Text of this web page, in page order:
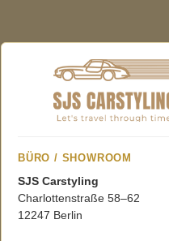
BÜRO / SHOWROOM
SJS Carstyling
Charlottenstraße 58–62
12247 Berlin